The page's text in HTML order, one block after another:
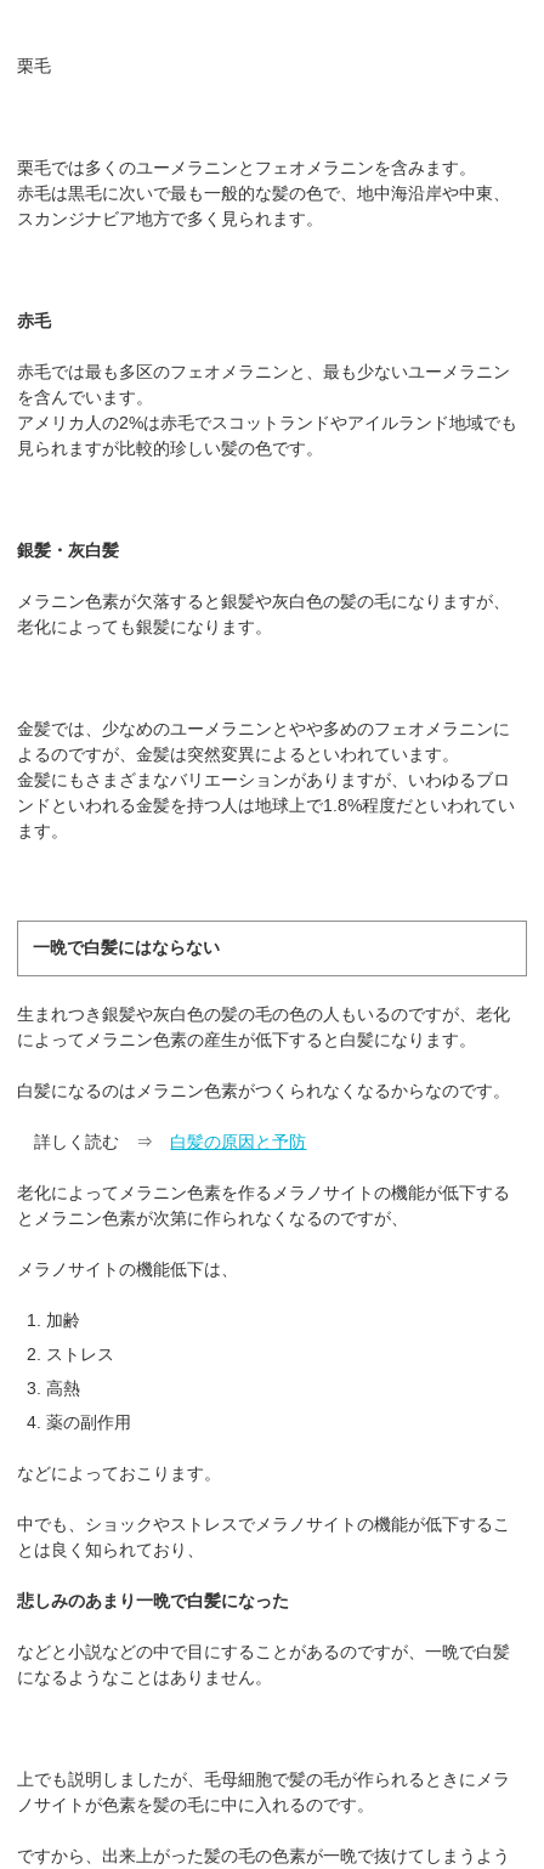
栗毛
栗毛では多くのユーメラニンとフェオメラニンを含みます。
赤毛は黒毛に次いで最も一般的な髪の色で、地中海沿岸や中東、
スカンジナビア地方で多く見られます。
赤毛
赤毛では最も多区のフェオメラニンと、最も少ないユーメラニン
を含んでいます。
アメリカ人の2%は赤毛でスコットランドやアイルランド地域でも
見られますが比較的珍しい髪の色です。
銀髪・灰白髪
メラニン色素が欠落すると銀髪や灰白色の髪の毛になりますが、
老化によっても銀髪になります。
金髪では、少なめのユーメラニンとやや多めのフェオメラニンに
よるのですが、金髪は突然変異によるといわれています。
金髪にもさまざまなバリエーションがありますが、いわゆるブロ
ンドといわれる金髪を持つ人は地球上で1.8%程度だといわれてい
ます。
一晩で白髪にはならない
生まれつき銀髪や灰白色の髪の毛の色の人もいるのですが、老化
によってメラニン色素の産生が低下すると白髪になります。
白髪になるのはメラニン色素がつくられなくなるからなのです。
詳しく読む ⇒ 白髪の原因と予防
老化によってメラニン色素を作るメラノサイトの機能が低下する
とメラニン色素が次第に作られなくなるのですが、
メラノサイトの機能低下は、
加齢
ストレス
高熱
薬の副作用
などによっておこります。
中でも、ショックやストレスでメラノサイトの機能が低下するこ
とは良く知られており、
悲しみのあまり一晩で白髪になった
などと小説などの中で目にすることがあるのですが、一晩で白髪
になるようなことはありません。
上でも説明しましたが、毛母細胞で髪の毛が作られるときにメラ
ノサイトが色素を髪の毛に中に入れるのです。
ですから、出来上がった髪の毛の色素が一晩で抜けてしまうよう